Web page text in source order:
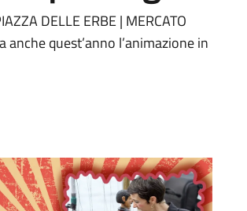
DELLE ERBE | MERCATO
quest’anno l’animazione in